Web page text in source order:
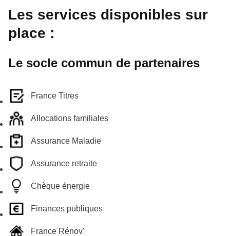
Les services disponibles sur
place :
Le socle commun de partenaires
France Titres
Allocations familiales
Assurance Maladie
Assurance retraite
Chèque énergie
Finances publiques
France Rénov'